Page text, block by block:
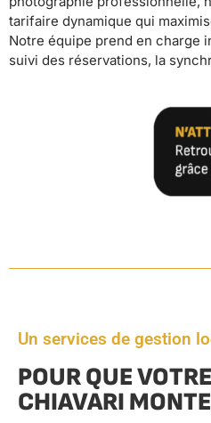
tarifaire dynamique qui
Notre équipe prend en charge
suivi des réservations, la
intervenir. Notre service de
24/7 gère également les check-
suivi de satisfaction, vous
sécurisés grâce à notre
Un services de gestion
POUR QUE
CHIAVARI